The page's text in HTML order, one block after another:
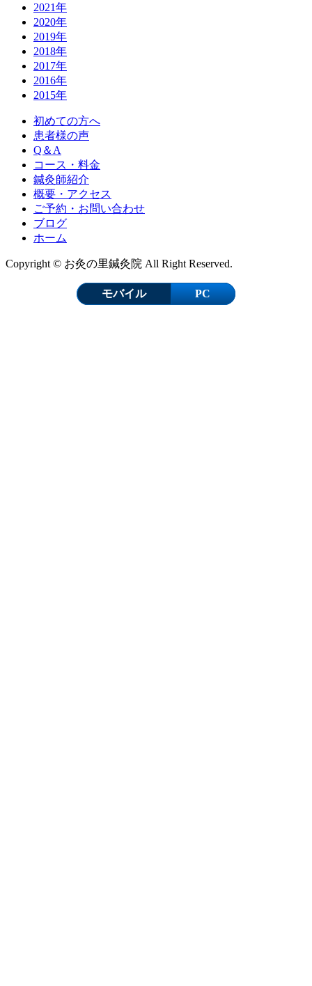
2021年
2020年
2019年
2018年
2017年
2016年
2015年
初めての方へ
患者様の声
Q＆A
コース・料金
鍼灸師紹介
概要・アクセス
ご予約・お問い合わせ
ブログ
ホーム
Copyright © お灸の里鍼灸院 All Right Reserved.
モバイル PC